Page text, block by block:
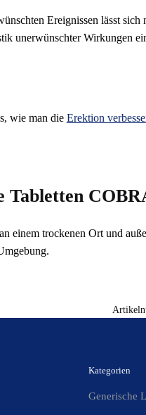
Ereignissen lässt
unerwünschter Wirkungen
wie man die Erektion
Tabletten
einem trockenen Ort und
Kategorien
Generische